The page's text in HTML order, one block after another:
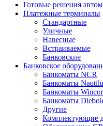
Готовые решения
Платежные терминалы
Стандартные
Уличные
Навесные
Встраиваемые
Банковские
Банковское
Банкоматы NCR
Банкоматы
Банкоматы
Банкоматы
Другие
Комплектующие